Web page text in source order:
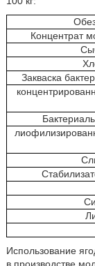
Концентрат
Закваска
Использование